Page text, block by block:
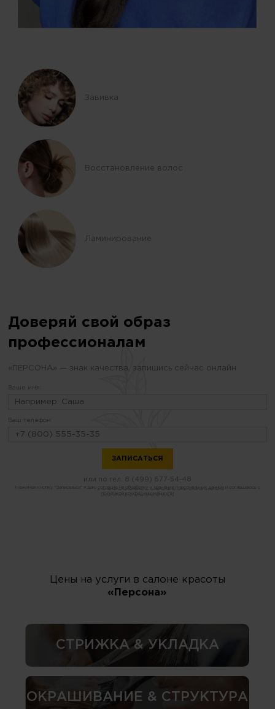
Завивка
Восстановление волос
Ламинирование
Доверяй свой образ
профессионалам
«ПЕРСОНА» — знак качества, запишись сейчас онлайн
Ваше имя:
Ваш телефон:
или по тел. 8 (499) 677-54-48
Нажимая кнопку "Записаться" я даю согласие на обработку и хранение персональных данных
политикой конфиденциальности
Цены на услуги в салоне красоты
«Персона»
СТРИЖКА & УКЛАДКА
ОКРАШИВАНИЕ & СТРУКТУРА